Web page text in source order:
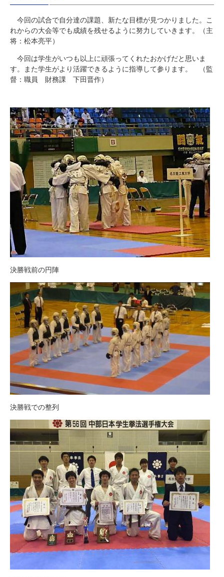
今回の試合で自分達の課題、新たな目標が見つかりました。こ
れからの大会等でも成績を残せるように努力していきます。
（主
将：松本亮平）
今回は学生がいつも以上に頑張ってくれたおかげだと思いま
す。
また学生がより活躍できるように指導して参ります。 （監
督：職員 財務課 下田晋作）
決勝戦前の円陣
決勝戦での整列